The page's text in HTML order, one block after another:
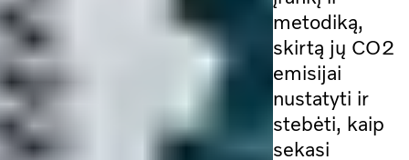
metodiką,
skirtą jų CO2
emisijai
nustatyti ir
stebėti, kaip
sekasi